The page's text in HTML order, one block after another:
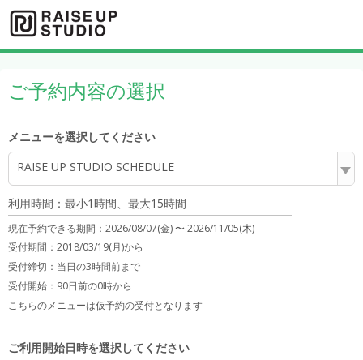
ご予約内容の選択
メニューを選択してください
RAISE UP STUDIO SCHEDULE
利用時間：最小1時間、最大15時間
現在予約できる期間： 2026/08/07(金) 〜2026/11/05(木)
受付期間：2018/03/19(月)から
受付締切： 当日の3時間前まで
受付開始： 90日前の0時から
こちらのメニューは仮予約の受付となります
ご利用開始日時を選択してください